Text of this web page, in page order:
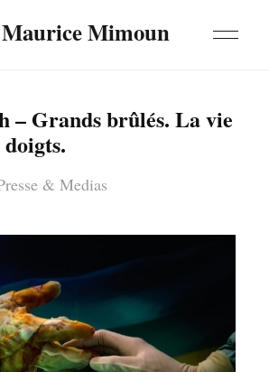
Mimoun
– Grands brûlés. La vie
& Medias